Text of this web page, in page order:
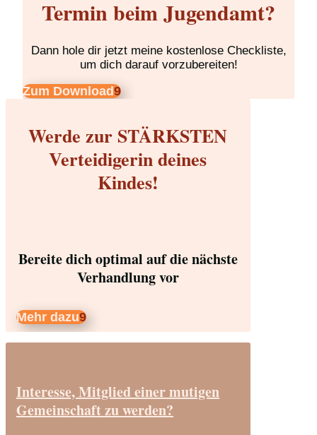
Termin beim Jugendamt?
Dann hole dir jetzt meine kostenlose Checkliste,
um dich darauf vorzubereiten!
Zum Download
Werde zur STÄRKSTEN
Verteidigerin deines
Kindes!
Bereite dich optimal auf die nächste
Verhandlung vor
Mehr dazu
Interesse, Mitglied einer mutigen
Gemeinschaft zu werden?